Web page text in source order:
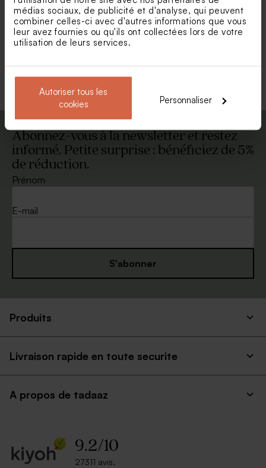
médias sociaux, de publicité et d'analyse, qui peuvent
combiner celles-ci avec d'autres informations que vous
leur avez fournies ou qu'ils ont collectées lors de votre
utilisation de leurs services.
Autoriser tous les
cookies
Personnaliser
Grande enveloppe naturelle Enveloppe éco-naturelle
Voir toute la collection Enveloppe
Abonnez-vous à la newsletter et restez
informé. Petite surprise : bénéficiez de 5%
de réduction.
Prénom
E-mail
S'abonner
Produits
Livraison rapide en toute securite
A propos de tadaaz
9.2/10
27311 avis.